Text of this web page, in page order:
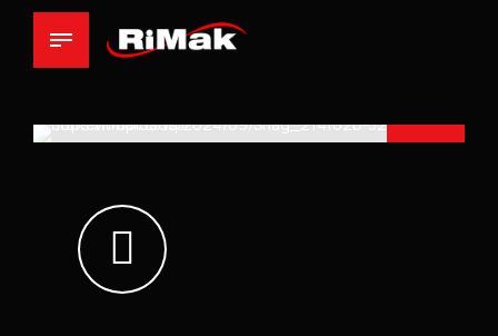
productos
locales